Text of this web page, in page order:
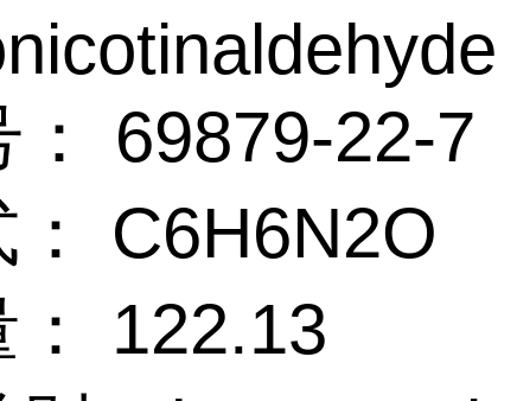
： 69879-22-7
C6H6N2O
122.13